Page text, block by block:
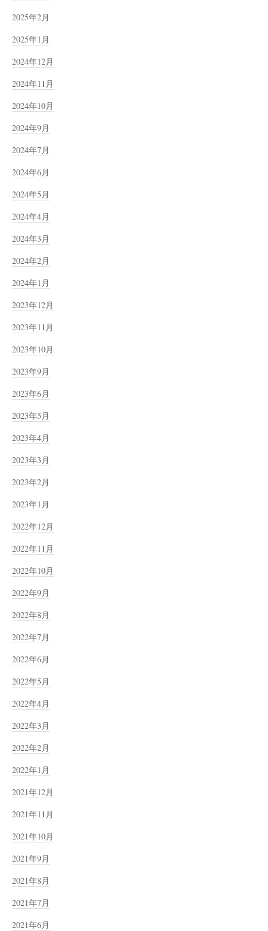
2025年2月
2025年1月
2024年12月
2024年11月
2024年10月
2024年9月
2024年7月
2024年6月
2024年5月
2024年4月
2024年3月
2024年2月
2024年1月
2023年12月
2023年11月
2023年10月
2023年9月
2023年6月
2023年5月
2023年4月
2023年3月
2023年2月
2023年1月
2022年12月
2022年11月
2022年10月
2022年9月
2022年8月
2022年7月
2022年6月
2022年5月
2022年4月
2022年3月
2022年2月
2022年1月
2021年12月
2021年11月
2021年10月
2021年9月
2021年8月
2021年7月
2021年6月